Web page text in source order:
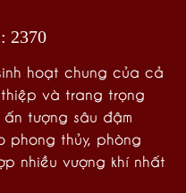
2370
hoạt chung của cả
và trang trọng
tượng sâu đậm
phong thủy, phòng
nhiều vượng khí nhất